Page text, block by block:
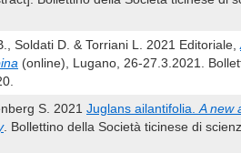
Soldati D. & Torriani L. 2021 Editoriale,
(online), Lugano, 26-27.3.2021.
S. 2021 Juglans ailantifolia. A new
. Bollettino della Società ticinese di